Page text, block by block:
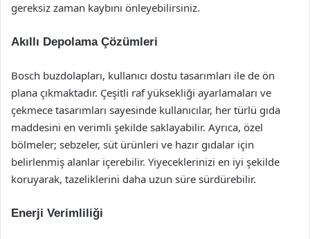
gereksiz zaman kaybını önleyebilirsiniz.
Akıllı Depolama Çözümleri
Bosch buzdolapları, kullanıcı dostu tasarımları ile de ön
plana çıkmaktadır. Çeşitli raf yüksekliği ayarlamaları ve
çekmece tasarımları sayesinde kullanıcılar, her türlü gıda
maddesini en verimli şekilde saklayabilir. Ayrıca, özel
bölmeler; sebzeler, süt ürünleri ve hazır gıdalar için
belirlenmiş alanlar içerebilir. Yiyeceklerinizi en iyi şekilde
koruyarak, tazeliklerini daha uzun süre sürdürebilir.
Enerji Verimliliği